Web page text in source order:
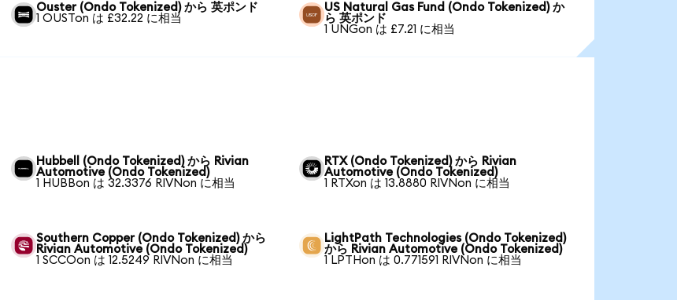
Ouster (Ondo Tokenized) から 英ポンド
1 OUSTon は £32.22 に相当
US Natural Gas Fund (Ondo Tokenized) か
ら 英ポンド
1 UNGon は £7.21 に相当
Hubbell (Ondo Tokenized) から Rivian
Automotive (Ondo Tokenized)
1 HUBBon は 32.3376 RIVNon に相当
RTX (Ondo Tokenized) から Rivian
Automotive (Ondo Tokenized)
1 RTXon は 13.8880 RIVNon に相当
Southern Copper (Ondo Tokenized) から
Rivian Automotive (Ondo Tokenized)
1 SCCOon は 12.5249 RIVNon に相当
LightPath Technologies (Ondo Tokenized)
から Rivian Automotive (Ondo Tokenized)
1 LPTHon は 0.771591 RIVNon に相当